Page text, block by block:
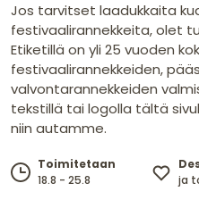
Jos tarvitset laadukkaita
festivaalirannekkeita, olet
Etiketillä on yli 25 vuoden
festivaalirannekkeiden,
valvontarannekkeiden
tekstillä tai logolla tältä
niin autamme.
Toimitetaan
18.8 - 25.8
ja